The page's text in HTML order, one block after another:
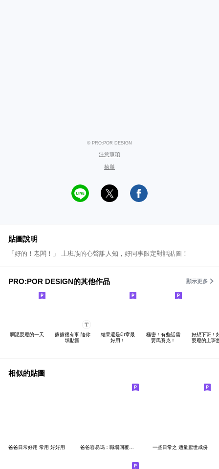
© PRO:POR DESIGN
注意事項
檢舉
貼圖說明
「好的！老闆！」 上班族的心聲誰人知，好同事限定對話貼圖！
PRO:POR DESIGN的其他作品 顯示更多
爛泥耍廢的一天
熊熊很有事-隨你
填貼圖
結果還是印章最
好用！
極密！有些話需
要馬賽克！
好想下班！
耍廢的上班
相似的貼圖
爸爸日常好用 常用 好好用 爸爸容易嗎：職場回覆｜省空間｜神隊友 一些日常之 適量厭世成份